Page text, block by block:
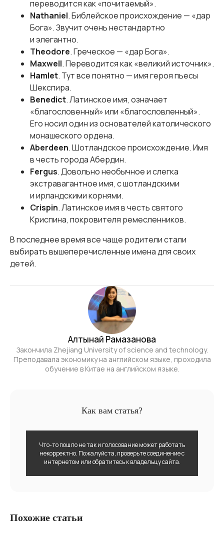
переводится как «почитаемый».
Nathaniel. Библейское происхождение — «дар
Бога». Звучит очень нестандартно
и элегантно.
Theodore. Греческое — «дар Бога».
Maxwell. Переводится как «великий источник».
Hamlet. Тут все понятно — имя героя пьесы
Шекспира.
Benedict. Латинское имя, означает
«благословенный» или «благословленный».
Его носил один из основателей католического
монашеского ордена.
Aberdeen. Шотландское происхождение. Имя
в честь города Абердин.
Fergus. Довольно необычное и слегка
экстравагантное имя, с шотландскими
и ирландскими корнями.
Crispin. Латинское имя в честь святого
Криспина, покровителя ремесленников.
В последнее время все чаще родители стали
выбирать вышеперечисленные имена для своих
детей.
Алтынай Рамазанова
Закончила Zhejiang University of science and technology.
Преподавала экономику на английском языке, проходила
обучение в Китае на английском языке.
Как вам статья?
Что-то пошло не так и голосование может работать
некорректно. Пожалуйста, проверьте соединение с
интернетом или обратитесь к владельцу сайта.
Похожие статьи